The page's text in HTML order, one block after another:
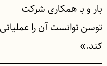
بار و با همکاری شرکت
توسن توانست آن را عملیاتی
کند.»